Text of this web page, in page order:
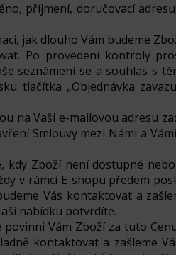
příjmení, doručovací
jak dlouho Vám budeme
Po provedení kontroly
seznámení se a souhlas s
tlačítka „Objednávka
na Vaši e-mailovou adresu
Smlouvy mezi Námi a
kdy Zboží není dostupné
v rámci E-shopu předem
Vás kontaktovat a
nabídku potvrdíte.
Vám Zboží za tuto
kontaktovat a zašleme